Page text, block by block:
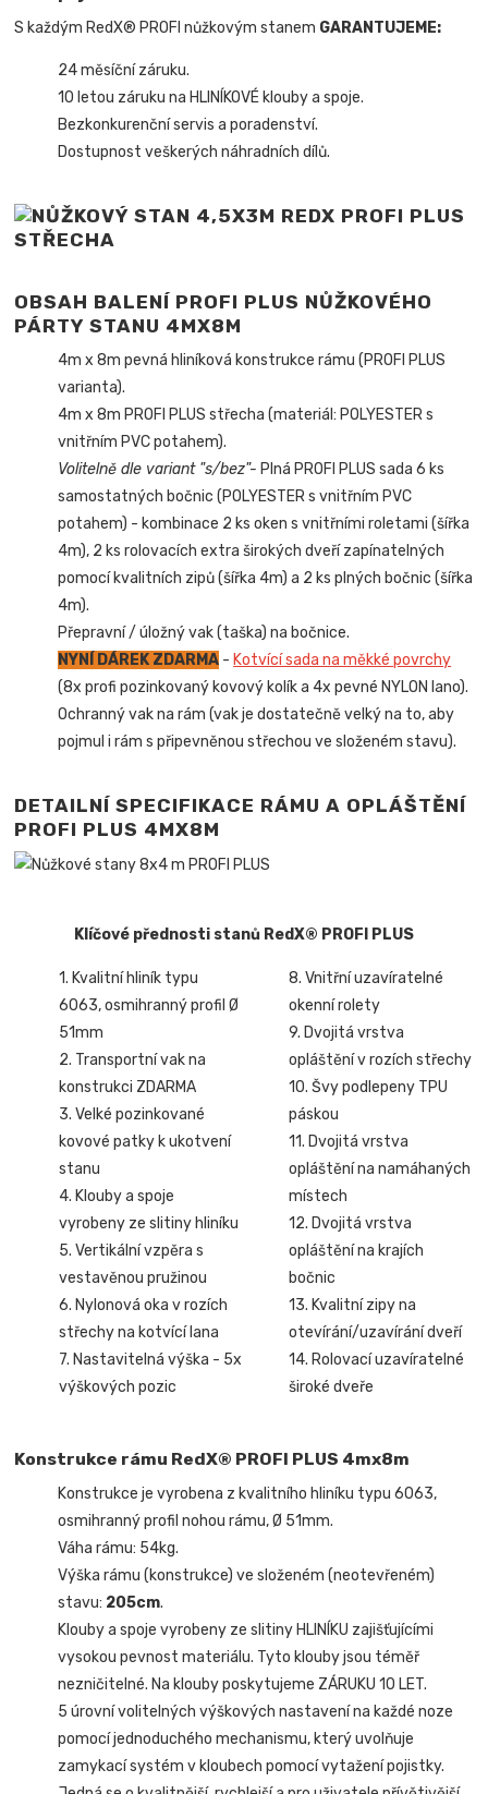
S každým RedX® PROFI nůžkovým stanem GARANTUJEME:
24 měsíční záruku.
10 letou záruku na HLINÍKOVÉ klouby a spoje.
Bezkonkurenční servis a poradenství.
Dostupnost veškerých náhradních dílů.
OBSAH BALENÍ PROFI PLUS NŮŽKOVÉHO
PÁRTY STANU 4MX8M
4m x 8m pevná hliníková konstrukce rámu (PROFI PLUS
varianta).
4m x 8m PROFI PLUS střecha (materiál: POLYESTER s
vnitřním PVC potahem).
Volitelně dle variant "s/bez"- Plná PROFI PLUS sada 6 ks
samostatných bočnic (POLYESTER s vnitřním PVC
potahem) - kombinace 2 ks oken s vnitřními roletami (šířka
4m), 2 ks rolovacích extra širokých dveří zapínatelných
pomocí kvalitních zipů (šířka 4m) a 2 ks plných bočnic (šířka
4m).
Přepravní / úložný vak (taška) na bočnice.
NYNÍ DÁREK ZDARMA - Kotvící sada na měkké povrchy
(8x profi pozinkovaný kovový kolík a 4x pevné NYLON lano).
Ochranný vak na rám (vak je dostatečně velký na to, aby
pojmul i rám s připevněnou střechou ve složeném stavu).
DETAILNÍ SPECIFIKACE RÁMU A OPLÁŠTĚNÍ
PROFI PLUS 4MX8M
Klíčové přednosti stanů RedX® PROFI PLUS
1. Kvalitní hliník typu
6063, osmihranný profil Ø
51mm
2. Transportní vak na
konstrukci ZDARMA
3. Velké pozinkované
kovové patky k ukotvení
stanu
4. Klouby a spoje
vyrobeny ze slitiny hliníku
5. Vertikální vzpěra s
vestavěnou pružinou
6. Nylonová oka v rozích
střechy na kotvící lana
7. Nastavitelná výška - 5x
výškových pozic
8. Vnitřní uzavíratelné
okenní rolety
9. Dvojitá vrstva
opláštění v rozích střechy
10. Švy podlepeny TPU
páskou
11. Dvojitá vrstva
opláštění na namáhaných
místech
12. Dvojitá vrstva
opláštění na krajích
bočnic
13. Kvalitní zipy na
otevírání/uzavírání dveří
14. Rolovací uzavíratelné
široké dveře
Konstrukce rámu RedX® PROFI PLUS 4mx8m
Konstrukce je vyrobena z kvalitního hliníku typu 6063,
osmihranný profil nohou rámu, Ø 51mm.
Váha rámu: 54kg.
Výška rámu (konstrukce) ve složeném (neotevřeném)
stavu: 205cm.
Klouby a spoje vyrobeny ze slitiny HLINÍKU zajišťujícími
vysokou pevnost materiálu. Tyto klouby jsou téměř
nezničitelné. Na klouby poskytujeme ZÁRUKU 10 LET.
5 úrovní volitelných výškových nastavení na každé noze
pomocí jednoduchého mechanismu, který uvolňuje
zamykací systém v kloubech pomocí vytažení pojistky.